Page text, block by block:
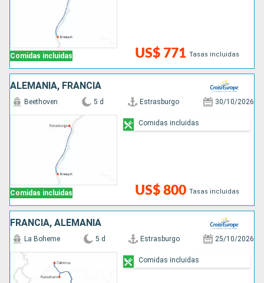
Comidas incluidas US$ 771 Tasas incluidas
ALEMANIA, FRANCIA
Comidas incluidas
Beethoven 5 d Estrasburgo 30/10/2026
US$ 800 Tasas incluidas
Comidas incluidas
FRANCIA, ALEMANIA
La Boheme 5 d Estrasburgo 25/10/2026
Comidas incluidas